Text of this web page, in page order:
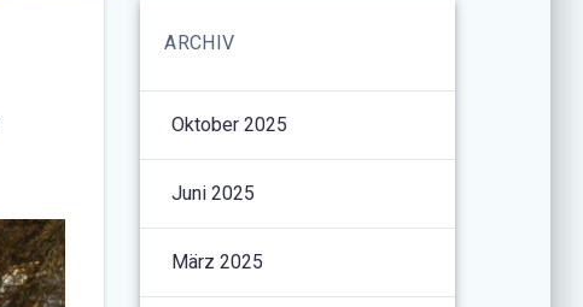
ARCHIV
Oktober 2025
Juni 2025
März 2025